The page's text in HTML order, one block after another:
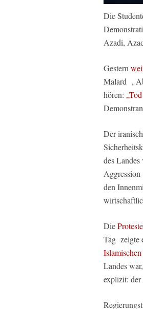
Die
Azadi,
Gestern
Malard ,
hören:
Der
des Landes
Aggression
den
Die
Tag zeigte
Landes
explizit: der